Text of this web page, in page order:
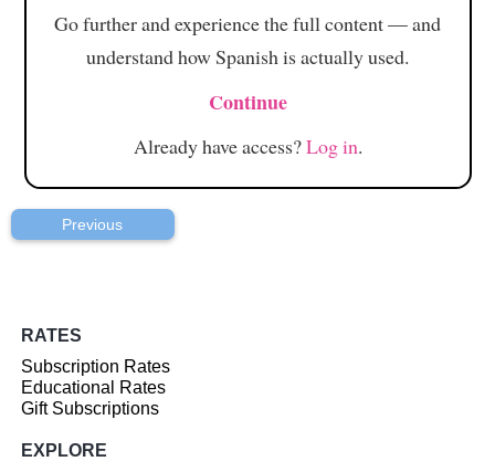
Go further and experience the full content — and
understand how Spanish is actually used.
Continue
Already have access?Log in.
Previous
RATES
Subscription Rates
Educational Rates
Gift Subscriptions
EXPLORE